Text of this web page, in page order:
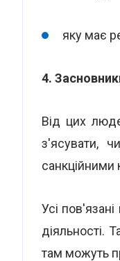
яку має
4.
Від цих
з'ясувати,
Усі
діяльності.
там можуть